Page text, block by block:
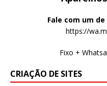
Fale com um
https://
Fixo +
CRIAÇÃO DE SITES